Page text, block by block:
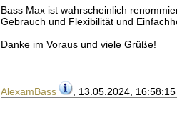
Bass Max ist wahrscheinlich
Gebrauch und Flexibilität und
Danke im Voraus und viele Grüße!
AlexamBass , 13.05.2024, 16:58:15